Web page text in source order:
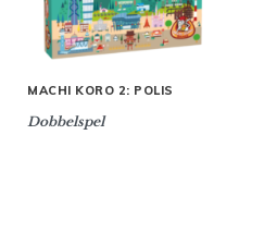
MACHI KORO 2: POLIS
Dobbelspel